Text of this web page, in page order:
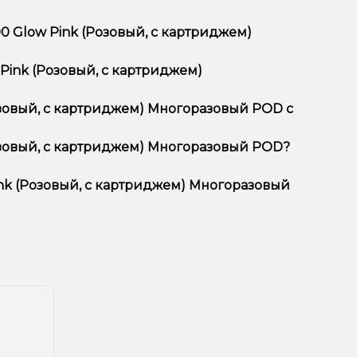
Glow Pink (Розовый, с картриджем)
POD отличается высоким
(Розовый, с картриджем)
выгодные цены и быструю доставку.
с картриджем) Многоразовый POD с
с картриджем) Многоразовый POD?
учитывайте размер, материал и тип чаши, если
вариант.
(Розовый, с картриджем) Многоразовый